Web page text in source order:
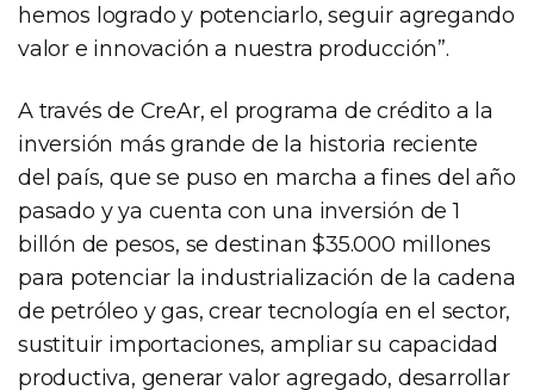
hemos logrado y potenciarlo, seguir agregando
valor e innovación a nuestra producción”.
A través de CreAr, el programa de crédito a la
inversión más grande de la historia reciente
del país, que se puso en marcha a fines del año
pasado y ya cuenta con una inversión de 1
billón de pesos, se destinan $35.000 millones
para potenciar la industrialización de la cadena
de petróleo y gas, crear tecnología en el sector,
sustituir importaciones, ampliar su capacidad
productiva, generar valor agregado, desarrollar